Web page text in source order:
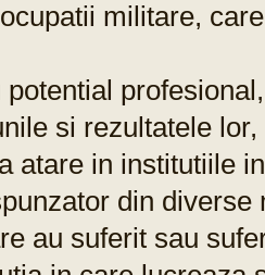
militare,
potential
si rezultatele
atare in institutiile
din diverse
au suferit sau